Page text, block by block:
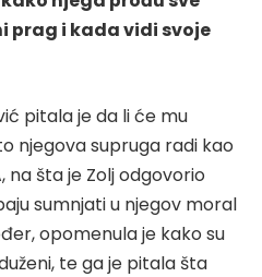
prag i kada vidi svoje
pitala je da li će mu
njegova supruga radi kao
na šta je Zolj odgovorio
sumnjati u njegov moral
opomenula je kako su
te ga je pitala šta